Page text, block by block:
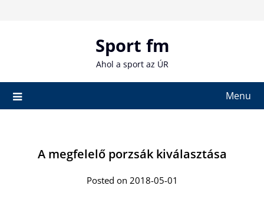
Sport fm
Ahol a sport az ÚR
Menu
A megfelelő porzsák kiválasztása
Posted on 2018-05-01